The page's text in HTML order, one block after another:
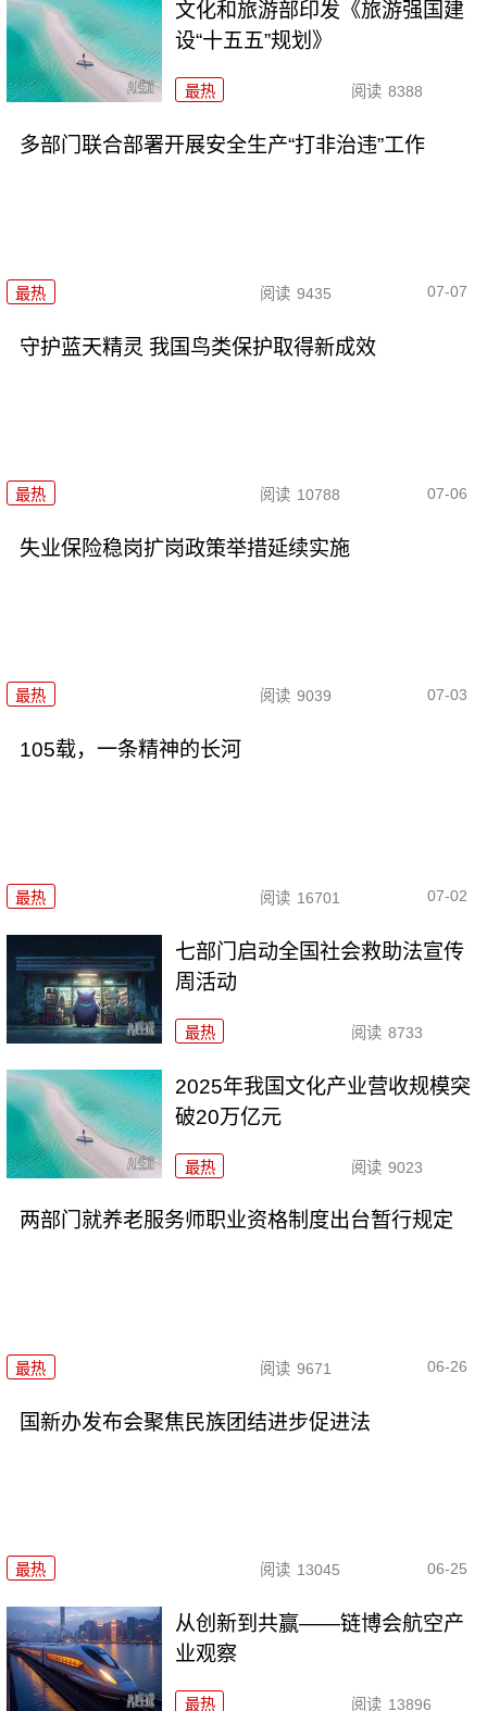
文化和旅游部印发《旅游强国建
设“十五五”规划》
最热 阅读 8388
多部门联合部署开展安全生产“打非治违”工作
最热 阅读 9435 07-07
守护蓝天精灵 我国鸟类保护取得新成效
最热 阅读 10788 07-06
失业保险稳岗扩岗政策举措延续实施
最热 阅读 9039 07-03
105载，一条精神的长河
最热 阅读 16701 07-02
七部门启动全国社会救助法宣传
周活动
最热 阅读 8733
2025年我国文化产业营收规模突
破20万亿元
最热 阅读 9023
两部门就养老服务师职业资格制度出台暂行规定
最热 阅读 9671 06-26
国新办发布会聚焦民族团结进步促进法
最热 阅读 13045 06-25
从创新到共赢——链博会航空产
业观察
最热 阅读 13896